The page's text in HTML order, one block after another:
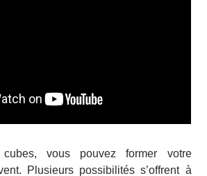
vous pouvez former votre
Plusieurs possibilités s’offrent à